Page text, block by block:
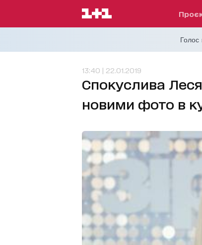
Голос
13:40 | 22.01.2019
Спокуслива
новими фото в